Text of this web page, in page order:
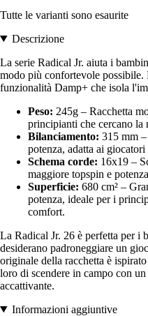
Tutte le varianti sono esaurite
Descrizione
La serie Radical Jr. aiuta i
modo più confortevole possibile.
funzionalità Damp+ che isola
Peso: 245g – Racchetta
principianti che cercano la
Bilanciamento: 315 mm
potenza, adatta ai
Schema corde: 16x19 –
maggiore topspin e
Superficie: 680 cm² –
potenza, ideale per i
comfort.
La Radical Jr. 26 è perfetta per i
desiderano padroneggiare un
originale della racchetta è
loro di scendere in campo con
accattivante.
Informazioni aggiuntive